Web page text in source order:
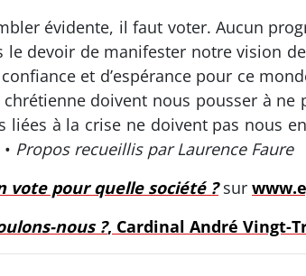
évidente, il faut voter. Aucun
le devoir de manifester notre vision
et d’espérance pour ce
doivent nous pousser à ne
à la crise ne doivent pas nous
Propos recueillis par Laurence Faure
vote pour quelle société ?sur
nous ?, Cardinal André Vingt-